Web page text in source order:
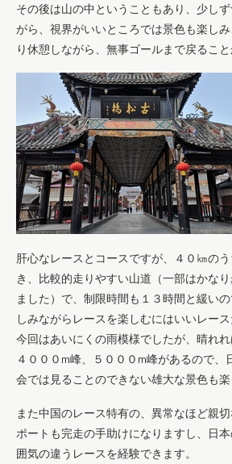
その後は山の中ということもあり、少し
がら、視界がいいところでは景色も楽し
り休憩しながら、無事ゴールまで戻ること
肝心なレースとコースですが、４０㎞の
き、比較的走りやすい山道（一部はかな
ました）で、制限時間も１３時間と緩い
しみながらレースを楽しむにはいいレース
今回はあいにくの雨模様でしたが、晴れ
４０００m峰、５０００m峰があるので、
会では見ることのできない雄大な景色も楽
また中国のレース特有の、異常なほど親
ポートも完走の手助けになりますし、日
囲気の違うレースを経験できます。